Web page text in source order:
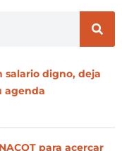
salario digno, deja
agenda
para acercar